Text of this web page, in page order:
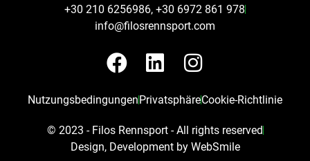
+30 210 6256986, +30 6972 861 978
info@filosrennsport.com
F
a
c
e
b
L
i
n
e
I
n
s
t
a
Nutzungsbedingungen PrivatsphäreCookie-Richtlinie
© 2023 - Filos Rennsport - All rights reserved​
Design, Development by WebSmile